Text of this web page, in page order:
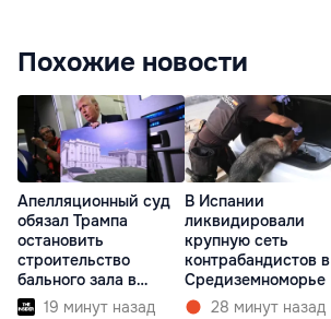
Похожие новости
Апелляционный суд
обязал Трампа
остановить
строительство
бального зала в
Белом доме
19 минут назад
В Испании
ликвидировали
крупную сеть
контрабандистов в
Средиземноморье
28 минут назад